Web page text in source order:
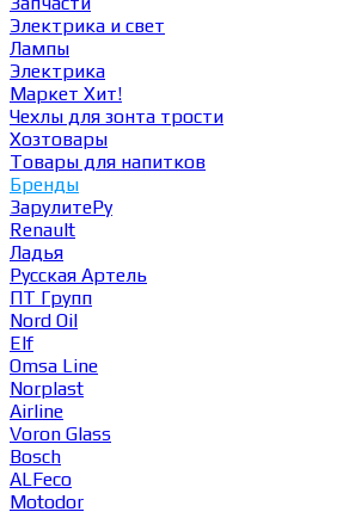
Электрика и свет
Лампы
Электрика
Маркет Хит!
Чехлы для зонта трости
Хозтовары
Товары для напитков
Бренды
ЗарулитеРу
Renault
Ладья
Русская Артель
ПТ Групп
Nord Oil
Elf
Omsa Line
Norplast
Airline
Voron Glass
Bosch
ALFeco
Motodor